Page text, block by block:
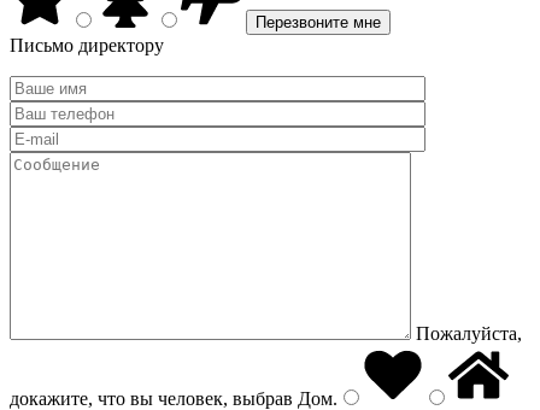
Письмо директору
Пожалуйста,
докажите, что вы человек, выбрав Дом.